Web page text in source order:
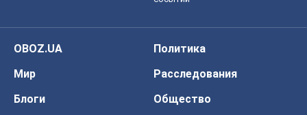
OBOZ.UA
Политика
Мир
Расследования
Блоги
Общество